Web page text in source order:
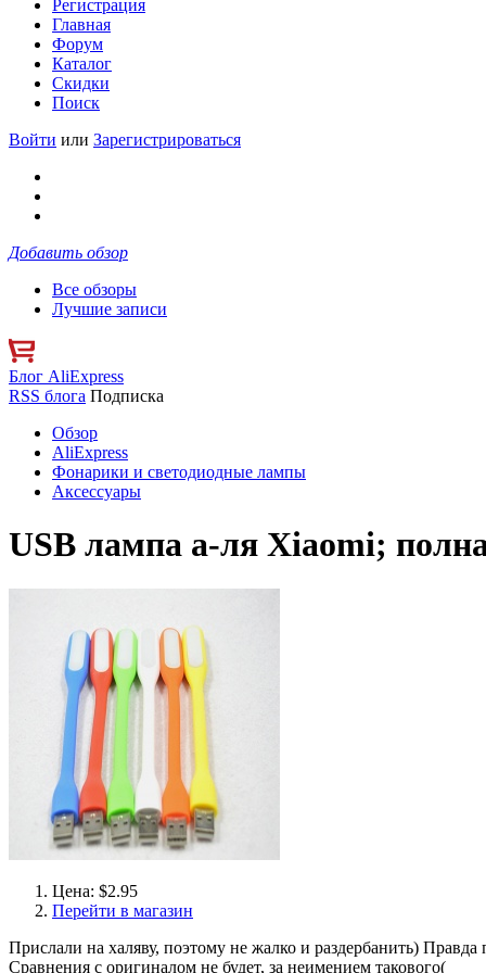
Регистрация
Главная
Форум
Каталог
Скидки
Поиск
Войти или Зарегистрироваться
Добавить обзор
Все обзоры
Лучшие записи
Блог AliExpress
RSS блога Подписка
Обзор
AliExpress
Фонарики и светодиодные лампы
Аксессуары
USB лампа а-ля Xiaomi;
Цена: $2.95
Перейти в магазин
Прислали на халяву, поэтому не жалко и раздербанить)
Сравнения с оригиналом не будет, за неимением такового(